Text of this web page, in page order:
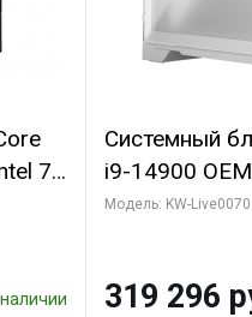
7,
Системный
i9-14900
C24 16EC/
GDDR7
Модель: KW-Live0070
319 296